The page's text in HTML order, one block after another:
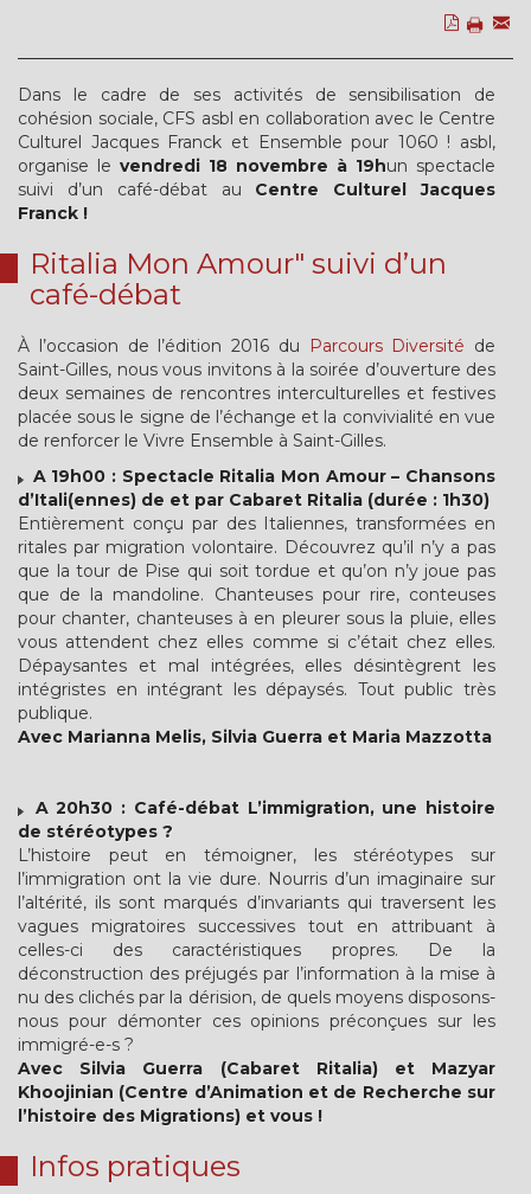
Dans le cadre de ses activités de sensibilisation de
cohésion sociale, CFS asbl en collaboration avec le Centre
Culturel Jacques Franck et Ensemble pour 1060 ! asbl,
organise le vendredi 18 novembre à 19hun spectacle
suivi d’un café-débat au Centre Culturel Jacques
Franck !
Ritalia Mon Amour" suivi d’un
café-débat
À l’occasion de l’édition 2016 du Parcours Diversité de
Saint-Gilles, nous vous invitons à la soirée d’ouverture des
deux semaines de rencontres interculturelles et festives
placée sous le signe de l’échange et la convivialité en vue
de renforcer le Vivre Ensemble à Saint-Gilles.
A 19h00 : Spectacle Ritalia Mon Amour – Chansons
d’Itali(ennes) de et par Cabaret Ritalia (durée : 1h30)
Entièrement conçu par des Italiennes, transformées en
ritales par migration volontaire. Découvrez qu’il n’y a pas
que la tour de Pise qui soit tordue et qu’on n’y joue pas
que de la mandoline. Chanteuses pour rire, conteuses
pour chanter, chanteuses à en pleurer sous la pluie, elles
vous attendent chez elles comme si c’était chez elles.
Dépaysantes et mal intégrées, elles désintègrent les
intégristes en intégrant les dépaysés. Tout public très
publique.
Avec Marianna Melis, Silvia Guerra et Maria Mazzotta
A 20h30 : Café-débat L’immigration, une histoire
de stéréotypes ?
L’histoire peut en témoigner, les stéréotypes sur
l’immigration ont la vie dure. Nourris d’un imaginaire sur
l’altérité, ils sont marqués d’invariants qui traversent les
vagues migratoires successives tout en attribuant à
celles-ci des caractéristiques propres. De la
déconstruction des préjugés par l’information à la mise à
nu des clichés par la dérision, de quels moyens disposons-
nous pour démonter ces opinions préconçues sur les
immigré-e-s ?
Avec Silvia Guerra (Cabaret Ritalia) et Mazyar
Khoojinian (Centre d’Animation et de Recherche sur
l’histoire des Migrations) et vous !
Infos pratiques